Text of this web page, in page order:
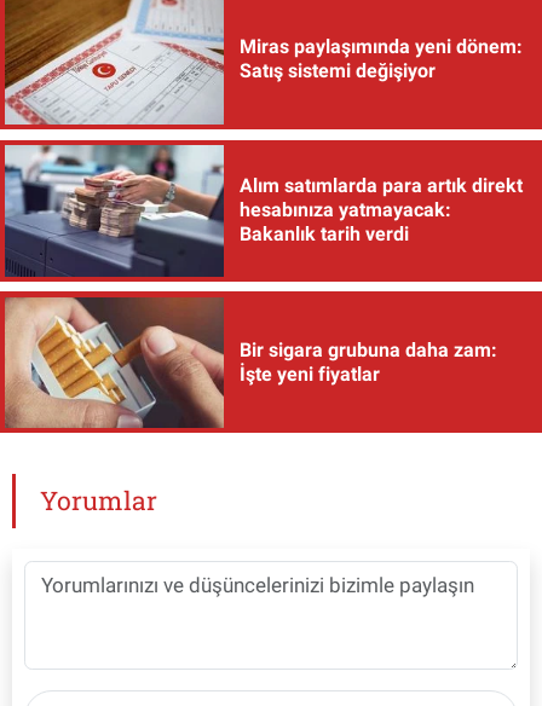
Miras paylaşımında yeni dönem:
Satış sistemi değişiyor
Alım satımlarda para artık direkt
hesabınıza yatmayacak:
Bakanlık tarih verdi
Bir sigara grubuna daha zam:
İşte yeni fiyatlar
Yorumlar